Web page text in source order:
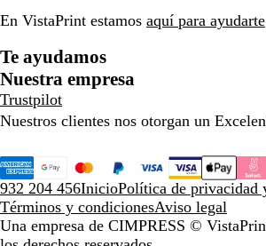
En VistaPrint estamos aquí para ayudarte
Te ayudamos
Nuestra empresa
Trustpilot
Nuestros clientes nos otorgan un
932 204 456InicioPolítica de privacidad
Términos y condicionesAviso legal
Una empresa de CIMPRESS ©